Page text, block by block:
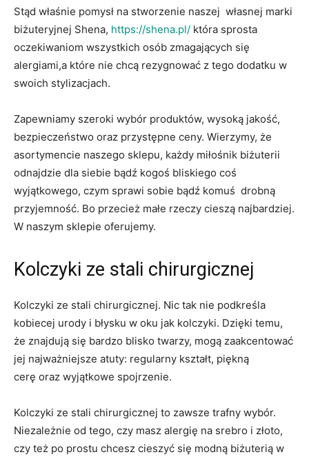
Stąd właśnie pomysł na stworzenie naszej własnej marki
biżuteryjnej Shena, https://shena.pl/ która sprosta
oczekiwaniom wszystkich osób zmagających się
alergiami,a które nie chcą rezygnować z tego dodatku w
swoich stylizacjach.
Zapewniamy szeroki wybór produktów, wysoką jakość,
bezpieczeństwo oraz przystępne ceny. Wierzymy, że
asortymencie naszego sklepu, każdy miłośnik biżuterii
odnajdzie dla siebie bądź kogoś bliskiego coś
wyjątkowego, czym sprawi sobie bądź komuś drobną
przyjemność. Bo przecież małe rzeczy cieszą najbardziej.
W naszym sklepie oferujemy.
Kolczyki ze stali chirurgicznej
Kolczyki ze stali chirurgicznej. Nic tak nie podkreśla
kobiecej urody i błysku w oku jak kolczyki. Dzięki temu,
że znajdują się bardzo blisko twarzy, mogą zaakcentować
jej najważniejsze atuty: regularny kształt, piękną
cerę oraz wyjątkowe spojrzenie.
Kolczyki ze stali chirurgicznej to zawsze trafny wybór.
Niezależnie od tego, czy masz alergię na srebro i złoto,
czy też po prostu chcesz cieszyć się modną biżuterią w